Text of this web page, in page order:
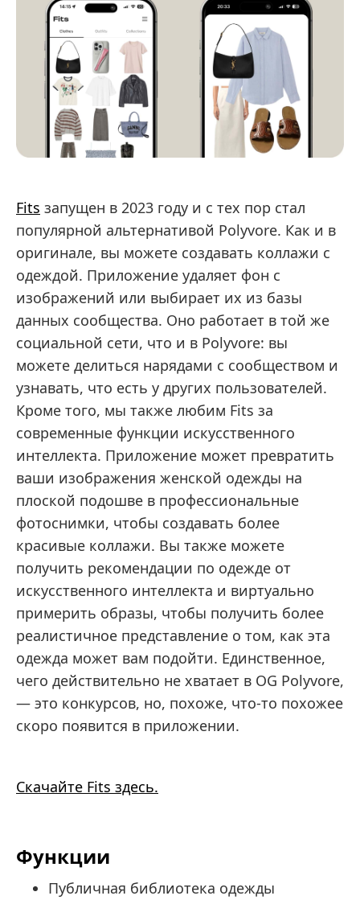
Fits запущен в 2023 году и с тех пор стал
популярной альтернативой Polyvore. Как и в
оригинале, вы можете создавать коллажи с
одеждой. Приложение удаляет фон с
изображений или выбирает их из базы
данных сообщества. Оно работает в той же
социальной сети, что и в Polyvore: вы
можете делиться нарядами с сообществом и
узнавать, что есть у других пользователей.
Кроме того, мы также любим Fits за
современные функции искусственного
интеллекта. Приложение может превратить
ваши изображения женской одежды на
плоской подошве в профессиональные
фотоснимки, чтобы создавать более
красивые коллажи. Вы также можете
получить рекомендации по одежде от
искусственного интеллекта и виртуально
примерить образы, чтобы получить более
реалистичное представление о том, как эта
одежда может вам подойти. Единственное,
чего действительно не хватает в OG Polyvore,
— это конкурсов, но, похоже, что-то похожее
скоро появится в приложении.
Скачайте Fits здесь.
Функции
Публичная библиотека одежды